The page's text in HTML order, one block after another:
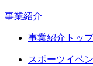
事業紹介
事業紹介トップ
スポーツイベ